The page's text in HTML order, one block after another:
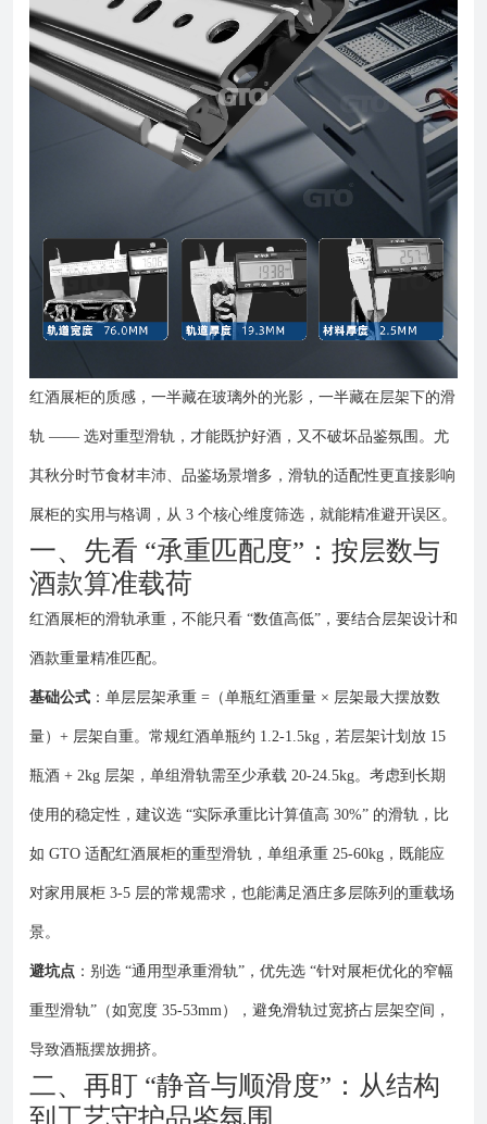
红酒展柜的质感，一半藏在玻璃外的光影，一半藏在层架下的滑
轨 —— 选对重型滑轨，才能既护好酒，又不破坏品鉴氛围。尤
其秋分时节食材丰沛、品鉴场景增多，滑轨的适配性更直接影响
展柜的实用与格调，从 3 个核心维度筛选，就能精准避开误区。
一、先看 “承重匹配度”：按层数与
酒款算准载荷
红酒展柜的滑轨承重，不能只看 “数值高低”，要结合层架设计和
酒款重量精准匹配。
基础公式 ：单层层架承重 =（单瓶红酒重量 × 层架最大摆放数
量）+ 层架自重。常规红酒单瓶约 1.2-1.5kg，若层架计划放 15
瓶酒 + 2kg 层架，单组滑轨需至少承载 20-24.5kg。考虑到长期
使用的稳定性，建议选 “实际承重比计算值高 30%” 的滑轨，比
如 GTO 适配红酒展柜的重型滑轨，单组承重 25-60kg，既能应
对家用展柜 3-5 层的常规需求，也能满足酒庄多层陈列的重载场
景。
避坑点 ：别选 “通用型承重滑轨”，优先选 “针对展柜优化的窄幅
重型滑轨”（如宽度 35-53mm），避免滑轨过宽挤占层架空间，
导致酒瓶摆放拥挤。
二、再盯 “静音与顺滑度”：从结构